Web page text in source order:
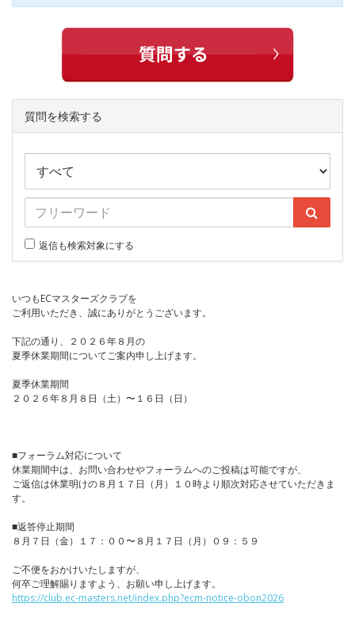
質問を検索する
返信も検索対象にする
いつもECマスターズクラブを
ご利用いただき、誠にありがとうございます。
下記の通り、２０２６年８月の
夏季休業期間についてご案内申し上げます。
夏季休業期間
２０２６年８月８日（土）〜１６日（日）
■フォーラム対応について
休業期間中は、お問い合わせやフォーラムへのご投稿は可能ですが、
ご返信は休業明けの８月１７日（月）１０時より順次対応させていただきま
す。
■返答停止期間
８月７日（金）１７：００〜８月１７日（月）０９：５９
ご不便をおかけいたしますが、
何卒ご理解賜りますよう、お願い申し上げます。
https://club.ec-masters.net/index.php?ecm-notice-obon2026